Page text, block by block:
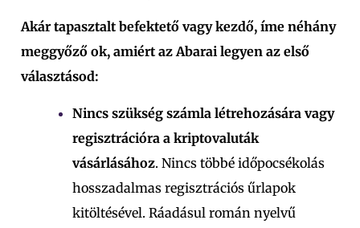
Akár tapasztalt befektető vagy kezdő, íme néhány
meggyőző ok, amiért az Abarai legyen az első
választásod:
Nincs szükség számla létrehozására vagy
regisztrációra a kriptovaluták
vásárlásához. Nincs többé időpocsékolás
hosszadalmas regisztrációs űrlapok
kitöltésével. Ráadásul román nyelvű